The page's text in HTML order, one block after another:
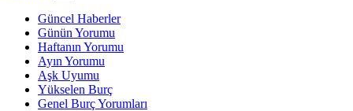
Güncel Haberler
Günün Yorumu
Haftanın Yorumu
Ayın Yorumu
Aşk Uyumu
Yükselen Burç
Genel Burç Yorumları